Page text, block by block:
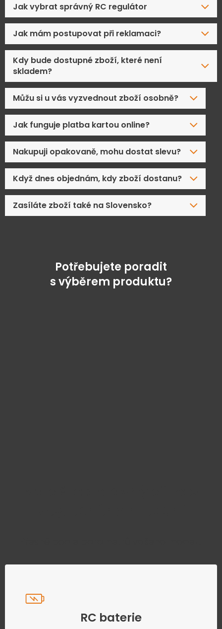
Jak vybrat správný RC regulátor
Jak mám postupovat při reklamaci?
Kdy bude dostupné zboží, které není
skladem?
Můžu si u vás vyzvednout zboží osobně?
Jak funguje platba kartou online?
Nakupuji opakovaně, mohu dostat slevu?
Když dnes objednám, kdy zboží dostanu?
Zasíláte zboží také na Slovensko?
Potřebujete poradit
s výběrem produktu?
RC baterie